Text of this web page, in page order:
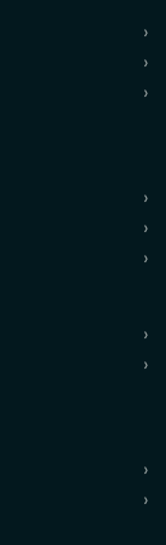
›
›
›
›
›
›
›
›
›
›